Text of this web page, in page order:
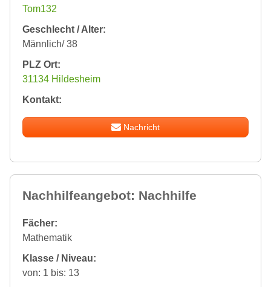
Tom132
Geschlecht / Alter:
Männlich/ 38
PLZ Ort:
31134 Hildesheim
Kontakt:
Nachricht
Nachhilfeangebot: Nachhilfe
Fächer:
Mathematik
Klasse / Niveau:
von: 1 bis: 13